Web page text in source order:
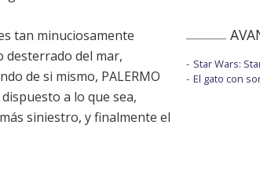
tan minuciosamente
desterrado del mar,
de si mismo, PALERMO
a lo que sea,
siniestro, y finalmente el
Star Wars:
El gato con